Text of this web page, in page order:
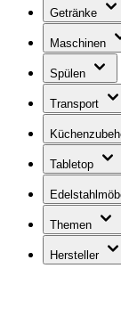
Getränke
Maschinen
Spülen
Transport
Tabletop
Themen
Hersteller